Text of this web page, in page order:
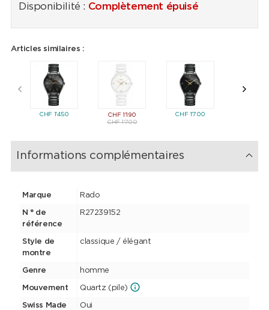
Disponibilité : Complètement épuisé
Articles similaires :
CHF 1'450 CHF1'190
CHF1'700
CHF1'700
Informations complémentaires
Marque Rado
N ° de
référence
R27239152
Style de
montre
classique / élégant
Genre homme
Mouvement Quartz (pile)
Swiss Made Oui